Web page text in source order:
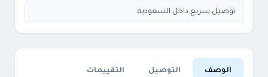
توصيل سريع داخل السعودية
الوصف التوصيل التقييمات